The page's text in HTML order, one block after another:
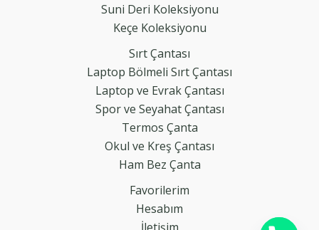
Suni Deri Koleksiyonu
Keçe Koleksiyonu
Sırt Çantası
Laptop Bölmeli Sırt Çantası
Laptop ve Evrak Çantası
Spor ve Seyahat Çantası
Termos Çanta
Okul ve Kreş Çantası
Ham Bez Çanta
Favorilerim
Hesabım